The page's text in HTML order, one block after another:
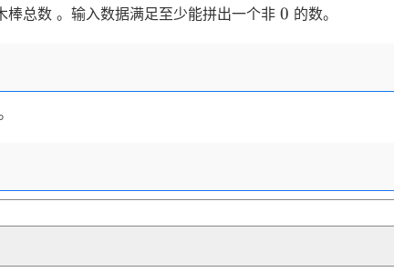
总数 。输入数据满足至少能拼出⼀个非 0
0 的数。